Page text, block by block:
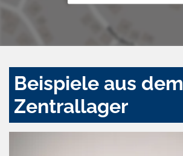
Beispiele aus dem
Zentrallager